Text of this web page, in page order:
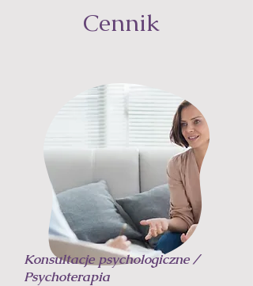
Cennik
Konsultacje psychologiczne /
Psychoterapia